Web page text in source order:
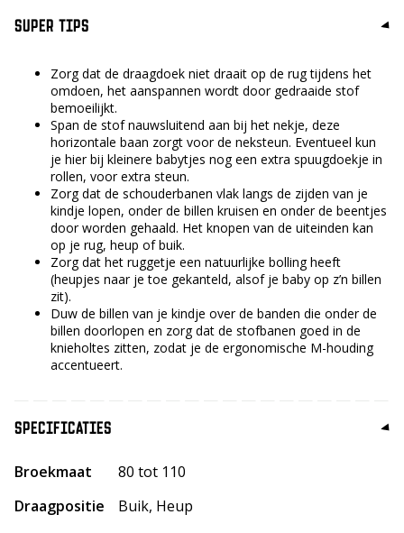
SUPER TIPS
Zorg dat de draagdoek niet draait op de rug tijdens het
omdoen, het aanspannen wordt door gedraaide stof
bemoeilijkt.
Span de stof nauwsluitend aan bij het nekje, deze
horizontale baan zorgt voor de neksteun. Eventueel kun
je hier bij kleinere babytjes nog een extra spuugdoekje in
rollen, voor extra steun.
Zorg dat de schouderbanen vlak langs de zijden van je
kindje lopen, onder de billen kruisen en onder de beentjes
door worden gehaald. Het knopen van de uiteinden kan
op je rug, heup of buik.
Zorg dat het ruggetje een natuurlijke bolling heeft
(heupjes naar je toe gekanteld, alsof je baby op z’n billen
zit).
Duw de billen van je kindje over de banden die onder de
billen doorlopen en zorg dat de stofbanen goed in de
knieholtes zitten, zodat je de ergonomische M-houding
accentueert.
SPECIFICATIES
Broekmaat
80 tot 110
Draagpositie
Buik, Heup